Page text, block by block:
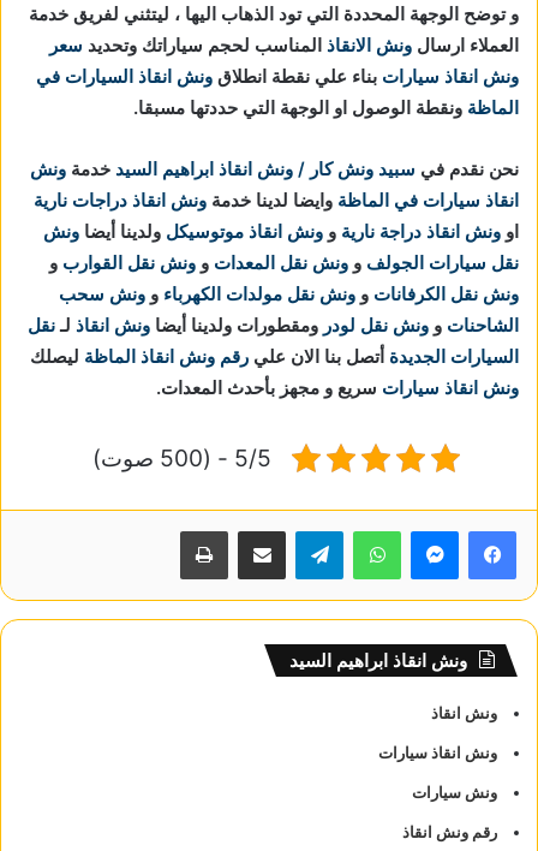
و توضح الوجهة المحددة التي تود الذهاب اليها ، ليتثني لفريق خدمة
العملاء ارسال ونش الانقاذ المناسب لحجم سياراتك وتحديد سعر
ونش انقاذ سيارات بناء علي نقطة انطلاق ونش انقاذ السيارات في
الماظة ونقطة الوصول او الوجهة التي حددتها مسبقا.
نحن نقدم في سبيد ونش كار / ونش انقاذ ابراهيم السيد خدمة ونش
انقاذ سيارات في الماظة وايضا لدينا خدمة ونش انقاذ دراجات نارية
او ونش انقاذ دراجة نارية و ونش انقاذ موتوسيكل ولدينا أيضا ونش
نقل سيارات الجولف و ونش نقل المعدات و ونش نقل القوارب و
ونش نقل الكرفانات و ونش نقل مولدات الكهرباء و ونش سحب
الشاحنات و ونش نقل لودر ومقطورات ولدينا أيضا ونش انقاذ لـنقل
السيارات الجديدة أتصل بنا الان علي رقم ونش انقاذ الماظة ليصلك
ونش انقاذ سيارات سريع و مجهز بأحدث المعدات.
5/5 - (500 صوت)
واتساب
ونش انقاذ ابراهيم السيد
ونش انقاذ
ونش انقاذ سيارات
ونش سيارات
رقم ونش انقاذ